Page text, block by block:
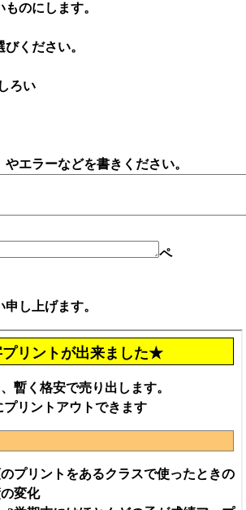
のにします。
ください。
ろい
エラーなどを書きください。
ペ
し上げます。